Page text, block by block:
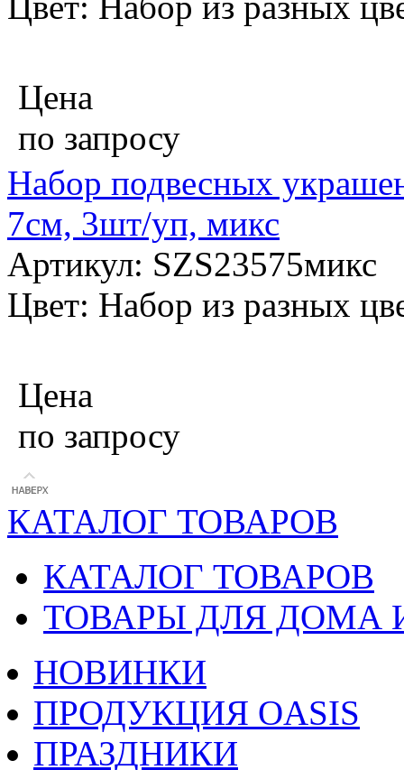
Цена
по запросу
Набор подвесных
7см, 3шт/уп, микс
Артикул: SZS23575микс
Цвет: Набор из разных
Цена
по запросу
КАТАЛОГ ТОВАРОВ
КАТАЛОГ ТОВАРОВ
ТОВАРЫ ДЛЯ ДОМА
НОВИНКИ
ПРОДУКЦИЯ OASIS
ПРАЗДНИКИ